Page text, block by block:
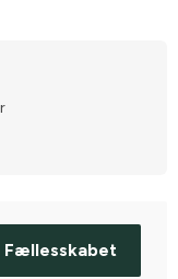
Fællesskabet